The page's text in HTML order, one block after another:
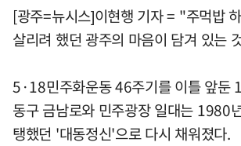
[광주=뉴시스]이현행 기자 = "주먹밥
살리려 했던 광주의 마음이 담겨 있는
5·18민주화운동 46주기를 이틀 앞둔
동구 금남로와 민주광장 일대는 1980
탱했던 '대동정신'으로 다시 채워졌다.